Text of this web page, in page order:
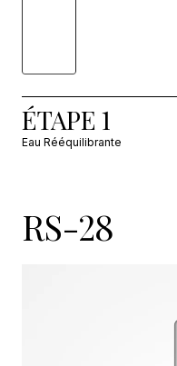
ÉTAPE 1
Eau Rééquilibrante
RS-28